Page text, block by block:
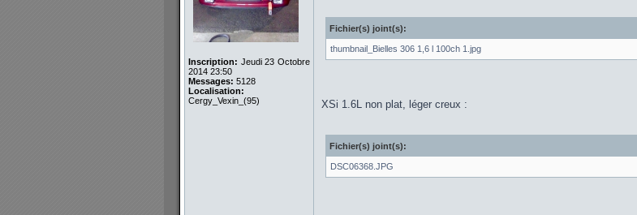
Inscription: Jeudi 23 Octobre
2014 23:50
Messages: 5128
Localisation:
Cergy_Vexin_(95)
Fichier(s) joint(s):
thumbnail_Bielles 306 1,6 l 100ch 1.jpg
XSi 1.6L non plat, léger creux :
Fichier(s) joint(s):
DSC06368.JPG